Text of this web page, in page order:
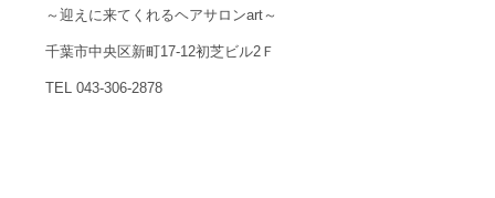
～迎えに来てくれるヘアサロンart～
千葉市中央区新町17-12初芝ビル2Ｆ
TEL 043-306-2878